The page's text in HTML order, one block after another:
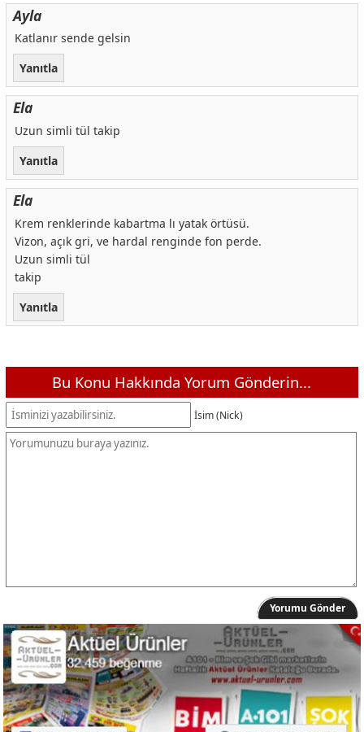
Ayla
Katlanır sende gelsin
Yanıtla
Ela
Uzun simli tül takip
Yanıtla
Ela
Krem renklerinde kabartma lı yatak örtüsü.
Vizon, açık gri, ve hardal renginde fon perde.
Uzun simli tül
takip
Yanıtla
Bu Konu Hakkında Yorum Gönderin...
İsim (Nick)
Yorumu Gönder